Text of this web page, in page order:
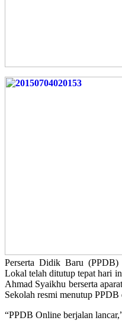
Perserta Didik Baru
Lokal telah ditutup tepat hari
Ahmad Syaikhu berserta
Sekolah resmi menutup PPDB
“PPDB Online berjalan